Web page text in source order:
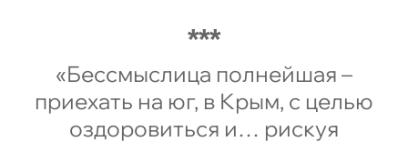
«Бессмыслица полнейшая –
приехать на юг, в Крым, с целью
оздоровиться и… рискуя